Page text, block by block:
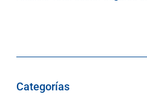
Categorías